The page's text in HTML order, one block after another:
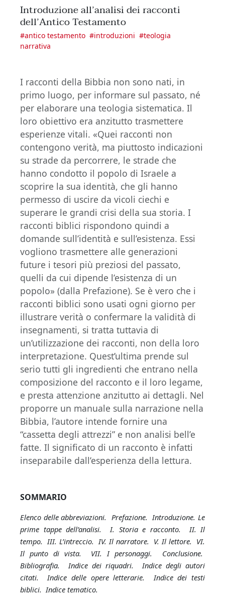
Introduzione all’analisi dei racconti
dell’Antico Testamento
#antico testamento #introduzioni #teologia
narrativa
I racconti della Bibbia non sono nati, in
primo luogo, per informare sul passato, né
per elaborare una teologia sistematica. Il
loro obiettivo era anzitutto trasmettere
esperienze vitali. «Quei racconti non
contengono verità, ma piuttosto indicazioni
su strade da percorrere, le strade che
hanno condotto il popolo di Israele a
scoprire la sua identità, che gli hanno
permesso di uscire da vicoli ciechi e
superare le grandi crisi della sua storia. I
racconti biblici rispondono quindi a
domande sull’identità e sull’esistenza. Essi
vogliono trasmettere alle generazioni
future i tesori più preziosi del passato,
quelli da cui dipende l’esistenza di un
popolo» (dalla Prefazione). Se è vero che i
racconti biblici sono usati ogni giorno per
illustrare verità o confermare la validità di
insegnamenti, si tratta tuttavia di
un’utilizzazione dei racconti, non della loro
interpretazione. Quest’ultima prende sul
serio tutti gli ingredienti che entrano nella
composizione del racconto e il loro legame,
e presta attenzione anzitutto ai dettagli. Nel
proporre un manuale sulla narrazione nella
Bibbia, l’autore intende fornire una
“cassetta degli attrezzi” e non analisi bell’e
fatte. Il significato di un racconto è infatti
inseparabile dall’esperienza della lettura.
SOMMARIO
Elenco delle abbreviazioni. Prefazione. Introduzione. Le
prime tappe dell’analisi. I. Storia e racconto. II. Il
tempo. III. L’intreccio. IV. Il narratore. V. Il lettore. VI.
Il punto di vista. VII. I personaggi. Conclusione.
Bibliografia. Indice dei riquadri. Indice degli autori
citati. Indice delle opere letterarie. Indice dei testi
biblici. Indice tematico.